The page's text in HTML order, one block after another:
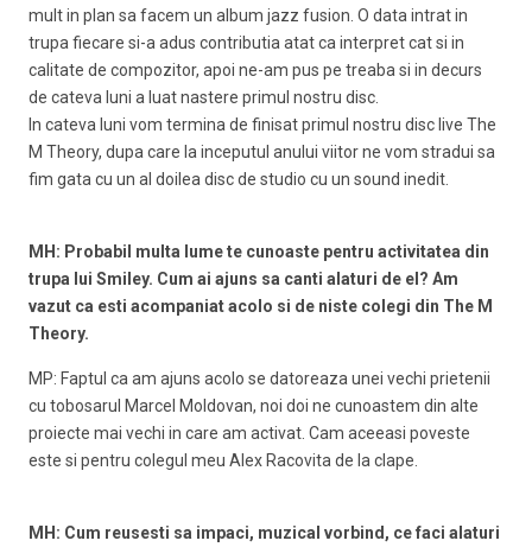
mult in plan sa facem un album jazz fusion. O data intrat in
trupa fiecare si-a adus contributia atat ca interpret cat si in
calitate de compozitor, apoi ne-am pus pe treaba si in decurs
de cateva luni a luat nastere primul nostru disc.
In cateva luni vom termina de finisat primul nostru disc live The
M Theory, dupa care la inceputul anului viitor ne vom stradui sa
fim gata cu un al doilea disc de studio cu un sound inedit.
MH: Probabil multa lume te cunoaste pentru activitatea din
trupa lui Smiley. Cum ai ajuns sa canti alaturi de el? Am
vazut ca esti acompaniat acolo si de niste colegi din The M
Theory.
MP: Faptul ca am ajuns acolo se datoreaza unei vechi prietenii
cu tobosarul Marcel Moldovan, noi doi ne cunoastem din alte
proiecte mai vechi in care am activat. Cam aceeasi poveste
este si pentru colegul meu Alex Racovita de la clape.
MH: Cum reusesti sa impaci, muzical vorbind, ce faci alaturi